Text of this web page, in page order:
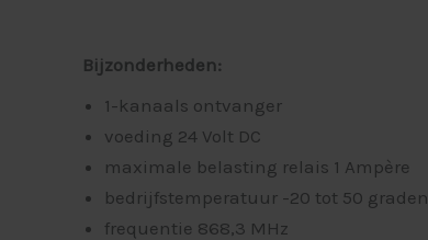
Bijzonderheden:
1-kanaals ontvanger
voeding 24 Volt DC
maximale belasting relais 1 Ampère
bedrijfstemperatuur -20 tot 50 graden
frequentie 868,3 MHz